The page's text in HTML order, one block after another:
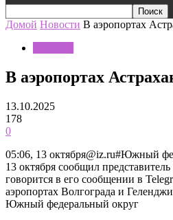
Домой Новости В аэропортах
В аэропортах
13.10.2025
178
0
05:06, 13 октября@iz.ru#Южный
13 октября сообщил
говорится в его сообщении в
аэропортах Волгограда и
Южный федеральный округ